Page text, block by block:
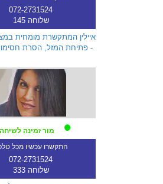
072-2731524
שלוחה 145
איילין המתקשרת מומחית
- פתיחת המזל, הסרת
מור זמינה לשיחה
התקשרו עכשיו מכל
072-2731524
שלוחה 333